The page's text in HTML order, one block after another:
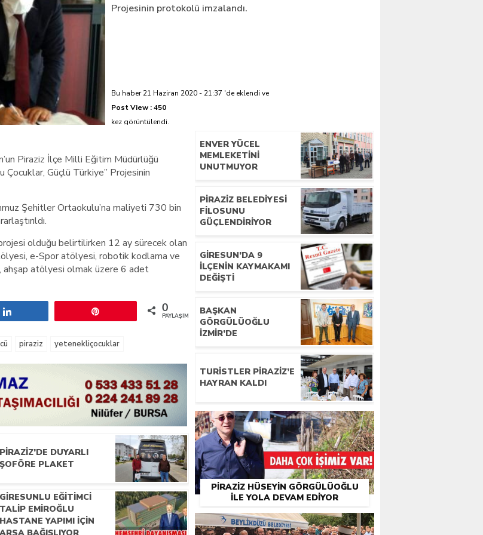
kaybetti
Projesinin protokolü imzalandı.
Bu haber 21 Haziran 2020 - 21:37 'de eklendi ve
Post View :450
kez görüntülendi.
Piraziz İlçe Milli Eğitim Müdürlüğü
Çocuklar, Güçlü Türkiye” Projesinin
Şehitler Ortaokulu’na maliyeti 730 bin
projesi olduğu belirtilirken 12 ay sürecek olan
e-Spor atölyesi, robotik kodlama ve
atölyesi olmak üzere 6 adet
0
PAYLAŞIMLAR
piraziz yetenekliçocuklar
PIRAZIZ’DE DUYARLI
ŞOFÖRE PLAKET
GIRESUNLU EĞITIMCI
TALIP EMIROĞLU
HASTANE YAPIMI İÇIN
ENVER YÜCEL
MEMLEKETINI
UNUTMUYOR
PIRAZIZ BELEDIYESI
FILOSUNU
GÜÇLENDIRIYOR
GIRESUN’DA 9
ILÇENIN KAYMAKAMI
DEĞIŞTI
BAŞKAN
GÖRGÜLÜOĞLU
İZMIR’DE
TURISTLER PIRAZIZ’E
HAYRAN KALDI
PIRAZIZ HÜSEYIN GÖRGÜLÜOĞLU
İLE YOLA DEVAM EDIYOR